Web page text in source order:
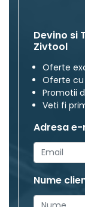
Devino si
Zivtool
Oferte
Oferte
Promotii
Veti fi
Adresa
Nume